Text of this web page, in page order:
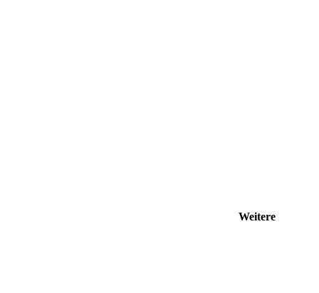
Weitere